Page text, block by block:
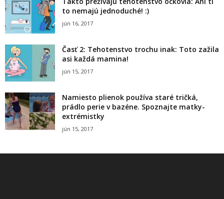
to nemajú jednoduché! :)
jún 16, 2017
Časť 2: Tehotenstvo trochu inak: Toto zažila
asi každá mamina!
jún 15, 2017
Namiesto plienok používa staré tričká,
prádlo perie v bazéne. Spoznajte matky-
extrémistky
jún 15, 2017